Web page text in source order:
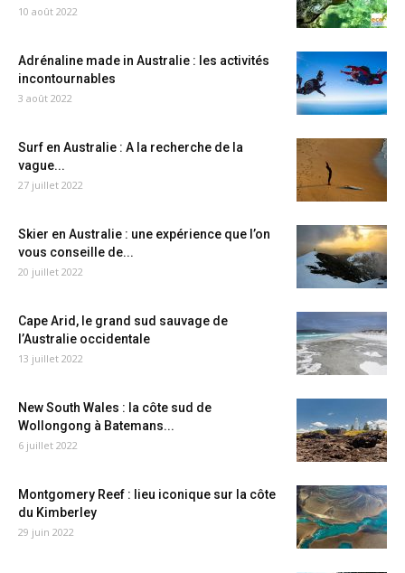
10 août 2022
Adrénaline made in Australie : les activités
incontournables
3 août 2022
Surf en Australie : A la recherche de la
vague...
27 juillet 2022
Skier en Australie : une expérience que l’on
vous conseille de...
20 juillet 2022
Cape Arid, le grand sud sauvage de
l’Australie occidentale
13 juillet 2022
New South Wales : la côte sud de
Wollongong à Batemans...
6 juillet 2022
Montgomery Reef : lieu iconique sur la côte
du Kimberley
29 juin 2022